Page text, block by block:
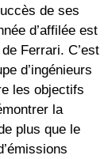
de ses
d’affilée est
Ferrari. C’est
d’ingénieurs
les objectifs
la
plus que le